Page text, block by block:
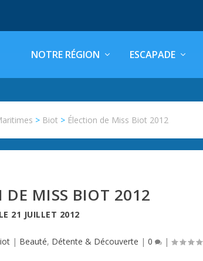
NOTRE RÉGION ESCAPADE
> Biot > Élection de Miss Biot 2012
DE MISS BIOT 2012
21 JUILLET 2012
| Beauté, Détente & Découverte |0 |